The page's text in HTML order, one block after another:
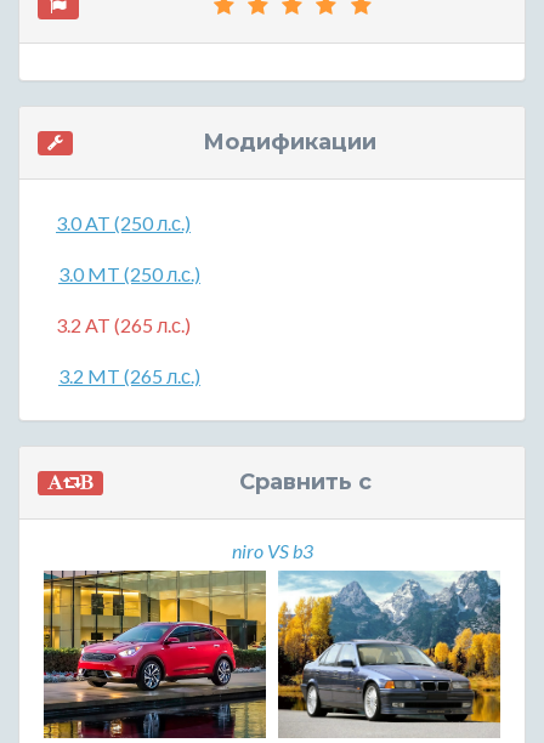
Модификации
3.0 AT (250 л.с.)
3.0 MT (250 л.с.)
3.2 AT (265 л.с.)
3.2 MT (265 л.с.)
Сравнить с
niro VS b3